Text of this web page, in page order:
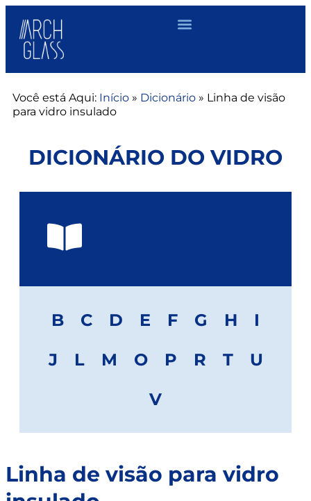
Você está Aqui: Início » Dicionário » Linha de visão
para vidro insulado
DICIONÁRIO DO VIDRO
B C D E F G H
I
J
L M O P R T
U
V
Linha de visão para vidro